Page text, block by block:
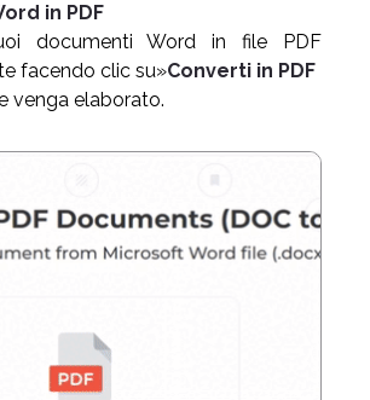
in PDF
documenti Word in file PDF
facendo clic su»Converti in PDF
venga elaborato.